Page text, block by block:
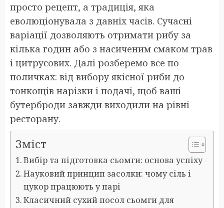
просто рецепт, а традиція, яка
еволюціонувала з давніх часів. Сучасні
варіації дозволяють отримати рибу за
кілька годин або з насиченим смаком трав
і цитрусових. Далі розберемо все по
поличках: від вибору якісної риби до
тонкощів нарізки і подачі, щоб ваші
бутерброди завжди виходили на рівні
ресторану.
Зміст
Вибір та підготовка сьомги: основа успіху
Науковий принцип засолки: чому сіль і
цукор працюють у парі
Класичний сухий посол сьомги для